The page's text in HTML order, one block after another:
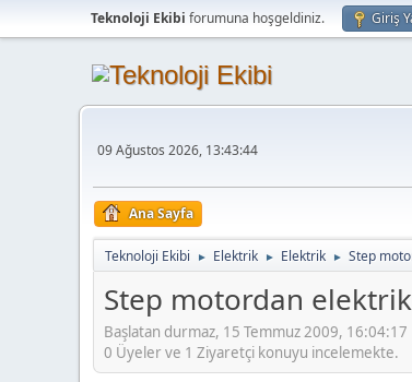
Teknoloji Ekibi forumuna hoşgeldiniz. Giriş
09 Ağustos 2026, 13:43:44
Ana Sayfa
Teknoloji Ekibi ► Elektrik ► Elektrik ► Step
Step motordan
Başlatan durmaz, 15 Temmuz 2009, 16:04:17
0 Üyeler ve 1 Ziyaretçi konuyu incelemekte.